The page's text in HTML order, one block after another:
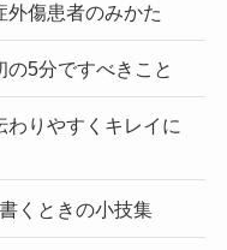
外傷患者のみかた
の5分ですべきこと
わりやすくキレイに
くときの小技集